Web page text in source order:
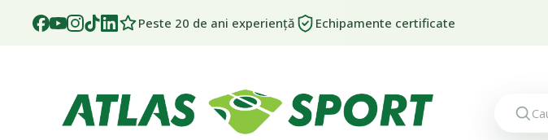
Peste 20 de ani experiență Echipamente certificate